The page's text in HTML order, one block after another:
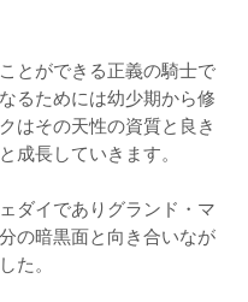
とができる正義の騎士で
るためには幼少期から修
はその天性の資質と良き
成長していきます。
ダイでありグランド・マ
の暗黒面と向き合いなが
た。